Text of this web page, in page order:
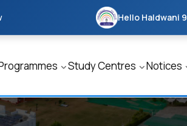
Hello Haldwani
Study Centres Notices